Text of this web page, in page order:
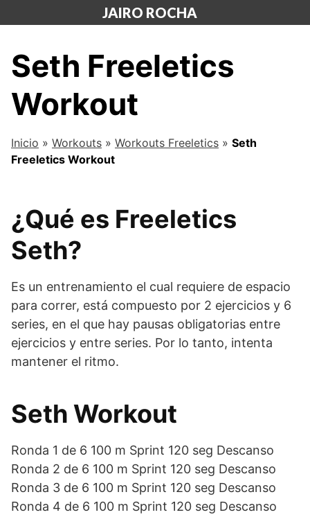
al
JAIRO ROCHA
Seth Freeletics
Workout
Inicio » Workouts » Workouts Freeletics » Seth
Freeletics Workout
¿Qué es Freeletics
Seth?
Es un entrenamiento el cual requiere de espacio
para correr, está compuesto por 2 ejercicios y 6
series, en el que hay pausas obligatorias entre
ejercicios y entre series. Por lo tanto, intenta
mantener el ritmo.
Seth Workout
Ronda 1 de 6 100 m Sprint 120 seg Descanso
Ronda 2 de 6 100 m Sprint 120 seg Descanso
Ronda 3 de 6 100 m Sprint 120 seg Descanso
Ronda 4 de 6 100 m Sprint 120 seg Descanso